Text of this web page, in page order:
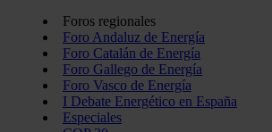
Foros regionales
Foro Andaluz de Energía
Foro Catalán de Energía
Foro Gallego de Energía
Foro Vasco de Energía
I Debate Energético en España
Especiales